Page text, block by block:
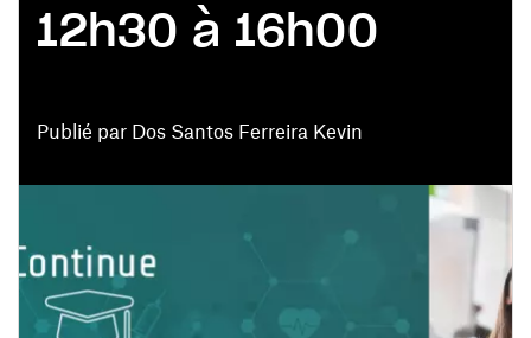
Publié par Dos Santos Ferreira Kevin
12h30 à 16h00